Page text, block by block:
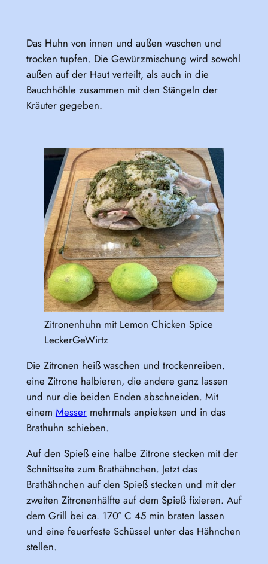
Das Huhn von innen und außen waschen und
trocken tupfen. Die Gewürzmischung wird sowohl
außen auf der Haut verteilt, als auch in die
Bauchhöhle zusammen mit den Stängeln der
Kräuter gegeben.
Zitronenhuhn mit Lemon Chicken Spice
LeckerGeWirtz
Die Zitronen heiß waschen und trockenreiben.
eine Zitrone halbieren, die andere ganz lassen
und nur die beiden Enden abschneiden. Mit
einem Messermehrmals anpieksen und in das
Brathuhn schieben.
Auf den Spieß eine halbe Zitrone stecken mit der
Schnittseite zum Brathähnchen. Jetzt das
Brathähnchen auf den Spieß stecken und mit der
zweiten Zitronenhälfte auf dem Spieß fixieren. Auf
dem Grill bei ca. 170° C 45 min braten lassen
und eine feuerfeste Schüssel unter das Hähnchen
stellen.